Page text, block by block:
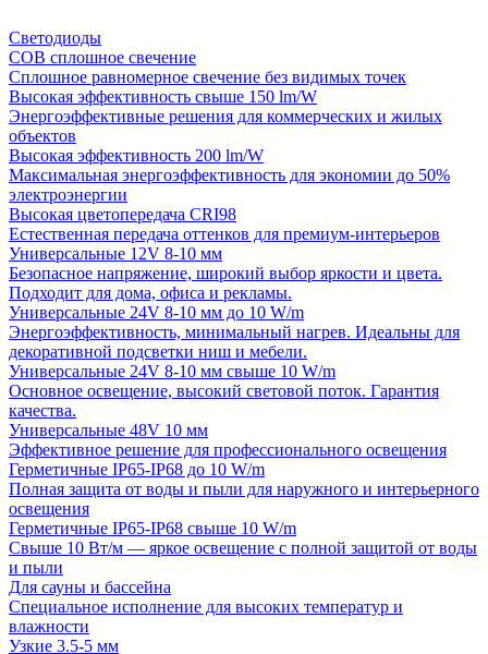
Светодиоды
COB сплошное свечение
Сплошное равномерное свечение без видимых точек
Высокая эффективность свыше 150 lm/W
Энергоэффективные решения для коммерческих и жилых
объектов
Высокая эффективность 200 lm/W
Максимальная энергоэффективность для экономии до 50%
электроэнергии
Высокая цветопередача CRI98
Естественная передача оттенков для премиум-интерьеров
Универсальные 12V 8-10 мм
Безопасное напряжение, широкий выбор яркости и цвета.
Подходит для дома, офиса и рекламы.
Универсальные 24V 8-10 мм до 10 W/m
Энергоэффективность, минимальный нагрев. Идеальны для
декоративной подсветки ниш и мебели.
Универсальные 24V 8-10 мм свыше 10 W/m
Основное освещение, высокий световой поток. Гарантия
качества.
Универсальные 48V 10 мм
Эффективное решение для профессионального освещения
Герметичные IP65-IP68 до 10 W/m
Полная защита от воды и пыли для наружного и интерьерного
освещения
Герметичные IP65-IP68 свыше 10 W/m
Свыше 10 Вт/м — яркое освещение с полной защитой от воды
и пыли
Для сауны и бассейна
Специальное исполнение для высоких температур и
влажности
Узкие 3.5-5 мм